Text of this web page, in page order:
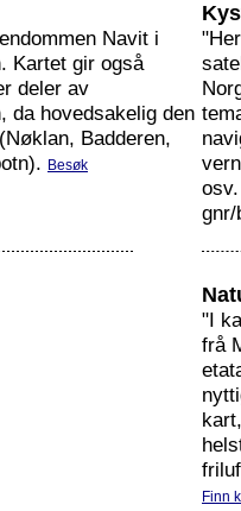
Navit i
Kartet gir også
deler av
da hovedsakelig den
Badderen,
Besøk
gnr/
"I
frå
Finn